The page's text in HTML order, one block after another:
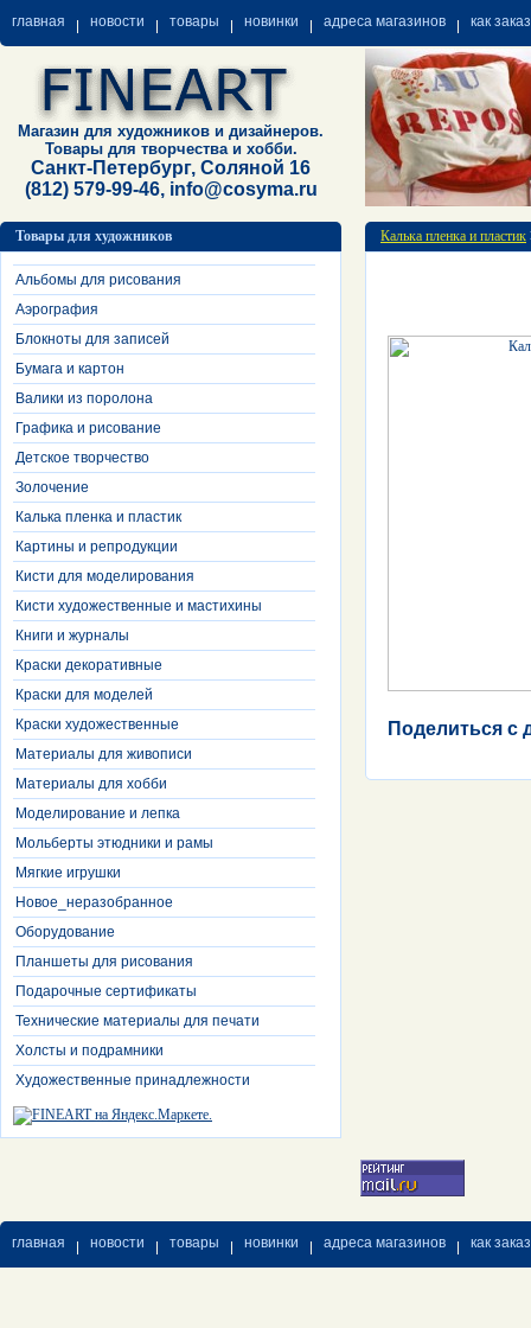
главная новости товары новинки адреса магазинов как
Магазин для художников и дизайнеров.
Товары для творчества и хобби.
Санкт-Петербург, Соляной 16
(812) 579-99-46, info@cosyma.ru
Товары для художников
Альбомы для рисования
Аэрография
Блокноты для записей
Бумага и картон
Валики из поролона
Графика и рисование
Детское творчество
Золочение
Калька пленка и пластик
Картины и репродукции
Кисти для моделирования
Кисти художественные и мастихины
Книги и журналы
Краски декоративные
Краски для моделей
Краски художественные
Материалы для живописи
Материалы для хобби
Моделирование и лепка
Мольберты этюдники и рамы
Мягкие игрушки
Новое_неразобранное
Оборудование
Планшеты для рисования
Подарочные сертификаты
Технические материалы для печати
Холсты и подрамники
Художественные принадлежности
Калька пленка и пластик
Поделиться с
главная новости товары новинки адреса магазинов как